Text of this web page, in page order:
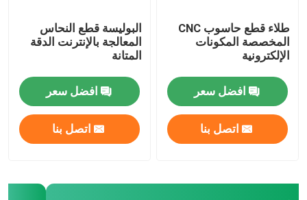
طلاء قطع حاسوب CNC
المخصصة المكونات
الإلكترونية
افضل سعر
اتصل بنا
البوليسة قطع النحاس
المعالجة بالإنترنت الدقة
المتانة
افضل سعر
اتصل بنا